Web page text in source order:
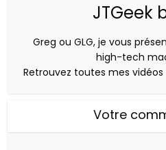
JTGeek
Greg ou GLG, je vous
high-tech
Retrouvez toutes mes vidéos
Votre